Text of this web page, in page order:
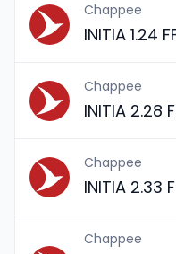
Chappee
INITIA 1.24
Chappee
INITIA 2.28
Chappee
INITIA 2.33
Chappee